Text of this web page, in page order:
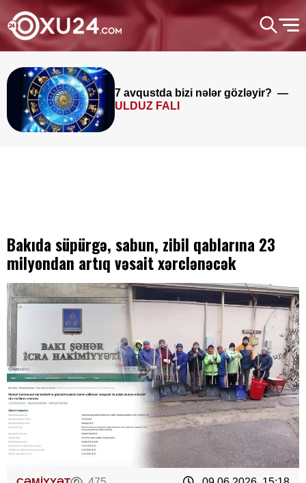
7 avqustda bizi nələr gözləyir? —
ULDUZ FALI
Bakıda süpürgə, sabun, zibil qablarına 23
milyondan artıq vəsait xərclənəcək